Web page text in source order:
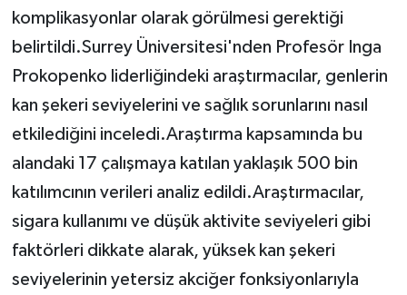
komplikasyonlar olarak görülmesi gerektiği
belirtildi.Surrey Üniversitesi'nden Profesör Inga
Prokopenko liderliğindeki araştırmacılar, genlerin
kan şekeri seviyelerini ve sağlık sorunlarını nasıl
etkilediğini inceledi.Araştırma kapsamında bu
alandaki 17 çalışmaya katılan yaklaşık 500 bin
katılımcının verileri analiz edildi.Araştırmacılar,
sigara kullanımı ve düşük aktivite seviyeleri gibi
faktörleri dikkate alarak, yüksek kan şekeri
seviyelerinin yetersiz akciğer fonksiyonlarıyla